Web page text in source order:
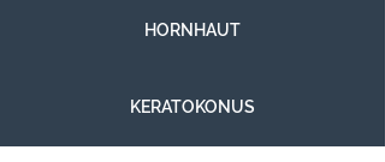
HORNHAUT
KERATOKONUS